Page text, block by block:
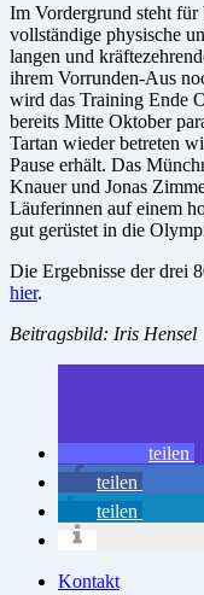
Im Vordergrund steht
vollständige physische
langen und
ihrem Vorrunden-Aus
wird das Training Ende
bereits Mitte Oktober
Tartan wieder betreten
Pause erhält. Das
Knauer und Jonas
Läuferinnen auf einem
gut gerüstet in die
Die Ergebnisse der drei
hier.
Beitragsbild: Iris Hensel
teilen
teilen
teilen
Kontakt